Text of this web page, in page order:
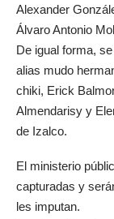
Alexander
Álvaro Antonio
De igual forma,
alias mudo
chiki, Erick
Almendarisy y
de Izalco.
El ministerio
capturadas y
les imputan.